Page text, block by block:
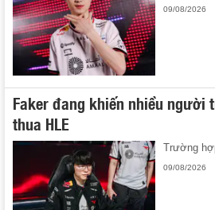
09/08/2026
Faker đang khiến nhiều người
thua HLE
Trường
09/08/2026